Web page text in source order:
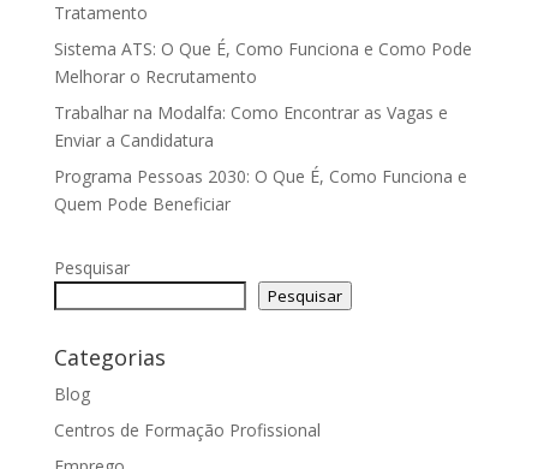
Tratamento
Sistema ATS: O Que É, Como Funciona e Como Pode
Melhorar o Recrutamento
Trabalhar na Modalfa: Como Encontrar as Vagas e
Enviar a Candidatura
Programa Pessoas 2030: O Que É, Como Funciona e
Quem Pode Beneficiar
Pesquisar
Pesquisar
Categorias
Blog
Centros de Formação Profissional